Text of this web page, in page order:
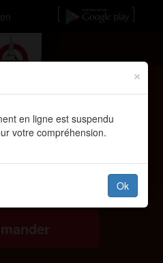
×
en ligne est suspendu
votre compréhension.
Ok